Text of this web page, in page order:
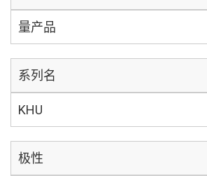
量产品
系列名
KHU
极性